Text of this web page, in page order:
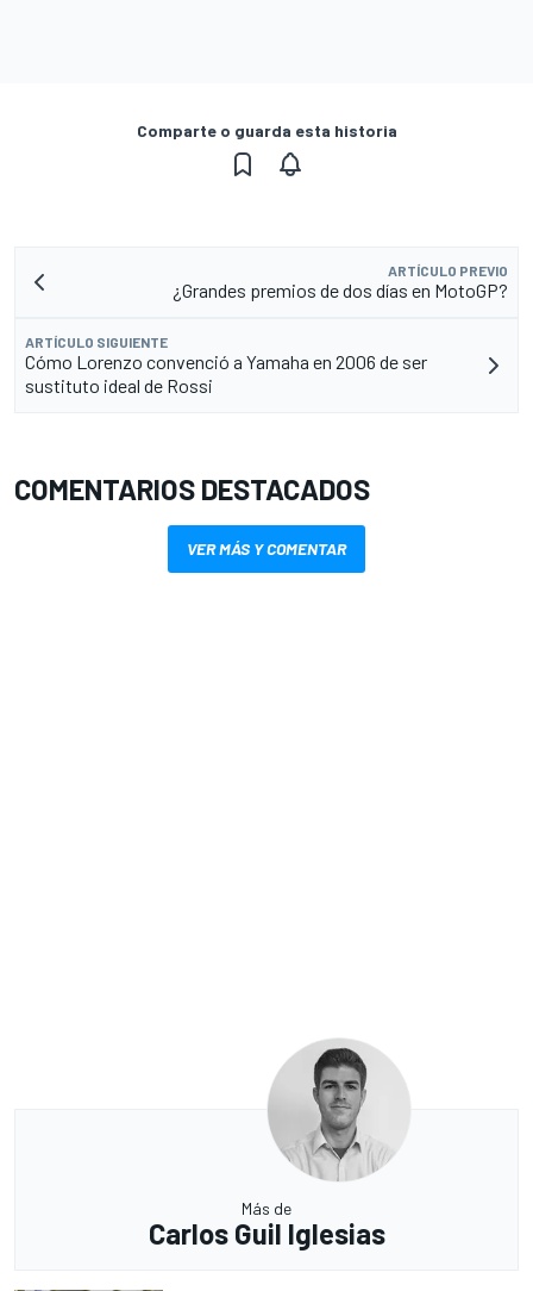
Comparte o guarda esta historia
ARTÍCULO PREVIO
¿Grandes premios de dos días en MotoGP?
ARTÍCULO SIGUIENTE
Cómo Lorenzo convenció a Yamaha en 2006 de ser
sustituto ideal de Rossi
COMENTARIOS DESTACADOS
VER MÁS Y COMENTAR
Más de
Carlos Guil Iglesias